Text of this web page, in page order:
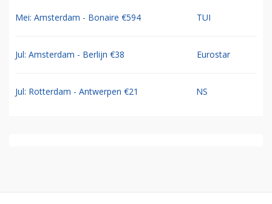
Mei: Amsterdam - Bonaire €594 TUI
Jul: Amsterdam - Berlijn €38 Eurostar
Jul: Rotterdam - Antwerpen €21 NS